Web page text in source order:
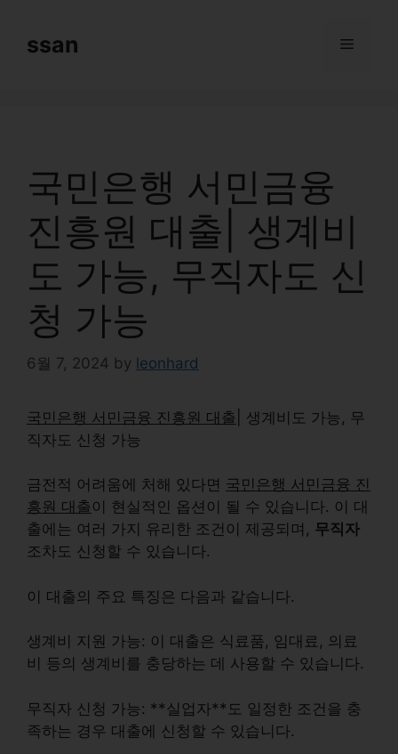
contentssan Menu
국민은행 서민금융
진흥원 대출| 생계비
도 가능, 무직자도 신
청 가능
6월 7, 2024 by leonhard
국민은행 서민금융 진흥원 대출 | 생계비도 가능, 무
직자도 신청 가능
금전적 어려움에 처해 있다면 국민은행 서민금융 진
흥원 대출 이 현실적인 옵션이 될 수 있습니다. 이 대
출에는 여러 가지 유리한 조건이 제공되며, 무직자
조차도 신청할 수 있습니다.
이 대출의 주요 특징은 다음과 같습니다.
생계비 지원 가능: 이 대출은 식료품, 임대료, 의료
비 등의 생계비를 충당하는 데 사용할 수 있습니다.
무직자 신청 가능: **실업자**도 일정한 조건을 충
족하는 경우 대출에 신청할 수 있습니다.